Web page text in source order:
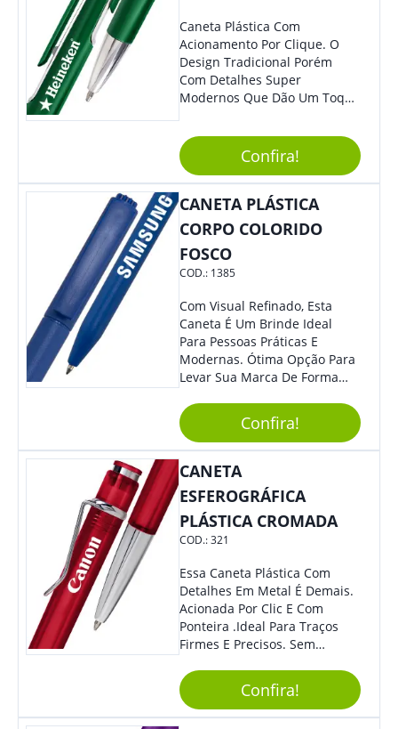
Caneta Plástica Com
Acionamento Por Clique. O
Design Tradicional Porém
Com Detalhes Super
Modernos Que Dão Um Toque
Confira!
CANETA PLÁSTICA
CORPO COLORIDO
FOSCO
COD.: 1385
Com Visual Refinado, Esta
Caneta É Um Brinde Ideal
Para Pessoas Práticas E
Modernas. Ótima Opção Para
Levar Sua Marca De Forma
Sua Empresa Em Eventos,
Reuniões Corporativas Ou Até
Mesmo Para Presentear
Colaboradores.
Confira!
CANETA
ESFEROGRÁFICA
PLÁSTICA CROMADA
COD.:321
Essa Caneta Plástica Com
Detalhes Em Metal É Demais.
Acionada Por Clic E Com
Ponteira .Ideal Para Traços
Firmes E Precisos. Sem
Brinde Para Representar Sua
Marca.
Confira!